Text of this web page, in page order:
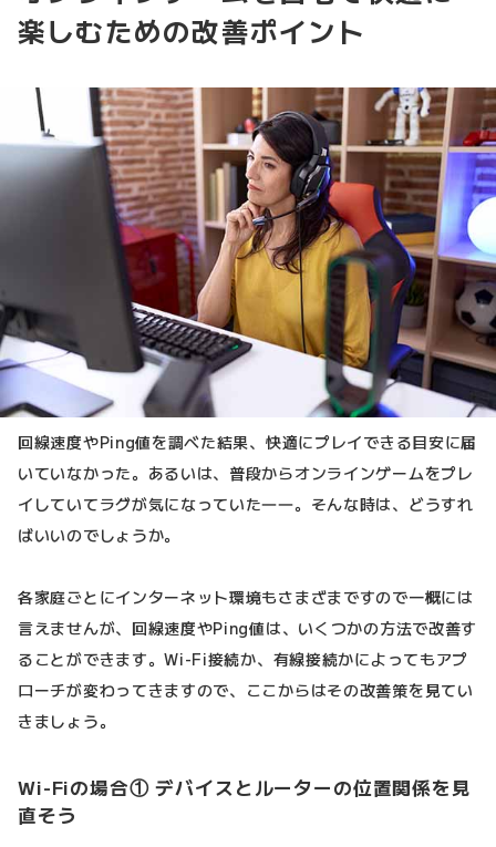
楽しむための改善ポイント
回線速度やPing値を調べた結果、快適にプレイできる目安に届
いていなかった。あるいは、普段からオンラインゲームをプレ
イしていてラグが気になっていた――。そんな時は、どうすれ
ばいいのでしょうか。
各家庭ごとにインターネット環境もさまざまですので一概には
言えませんが、回線速度やPing値は、いくつかの方法で改善す
ることができます。Wi-Fi接続か、有線接続かによってもアプ
ローチが変わってきますので、ここからはその改善策を見てい
きましょう。
Wi-Fiの場合① デバイスとルーターの位置関係を見
直そう